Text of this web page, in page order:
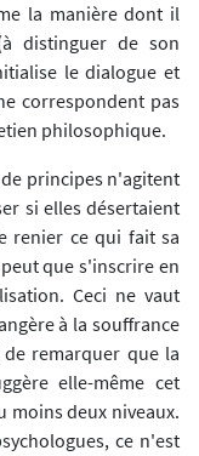
la manière dont il
distinguer de son
le dialogue et
correspondent pas
philosophique.
principes n'agitent
si elles désertaient
renier ce qui fait sa
que s'inscrire en
Ceci ne vaut
à la souffrance
remarquer que la
elle-même cet
moins deux niveaux.
ce n'est